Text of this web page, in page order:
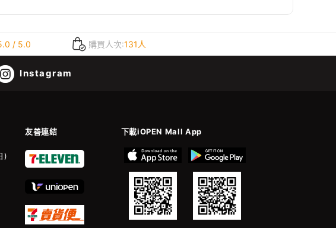
/ 5.0 購買人次:131人
Instagram
友善連結 下載iOPEN Mall App
)